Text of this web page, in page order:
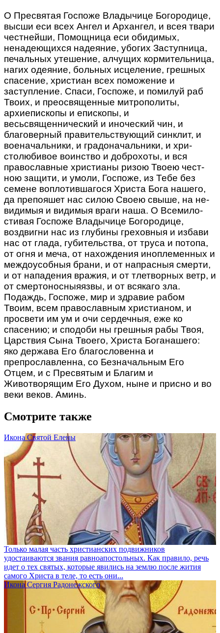
О Пресвятая Госпоже Владычице Богоро­дице,
высши еси всех Ангел и Архангел, и всея твари
честнейши, Помощница еси обидимых,
ненадеющихся надеяние, убогих Заступница,
печальных утешение, алчущих кормительница,
нагих одеяние, больных ис­целение, грешных
спасение, христиан всех поможение и
заступление. Спаси, Госпоже, и помилуй раб
Твоих, и преосвященные ми­трополиты,
архиепископы и епископы, и
весьсвященнический и иноческий чин, и
благоверный правительствующий синклит, и
военачальники, и градоначальники, и хри­
столюбивое воинство и доброхоты, и вся
православные христианы ризою Твоею чест­
ною защити, и умоли, Госпоже, из Тебе без
семене воплотившагося Христа Бога нашего,
да препояшет нас силою Своею свыше, на не­
видимыя и видимыя враги наша. О Всемило­
стивая Госпоже Владычице Богородице,
воздвигни нас из глубины греховныя и избави
нас от глада, губительства, от труса и потопа,
от огня и меча, от нахождения иноплемен­ных и
междоусобныя брани, и от напрасныя смерти,
и от нападения вражия, и от тлетвор­ных ветр, и
от смертоносныяязвы, и от всякаго зла.
Подаждь, Госпоже, мир и здравие ра­бом
Твоим, всем православным христианом, и
просвети им ум и очи сердечныя, еже ко
спасению; и сподоби ны грешныя рабы Твоя,
Царствия Сына Твоего, Христа Боганашего:
яко держава Его благословенна и
препрославленна, со Безначальным Его
Отцем, и с Пре­святым и Благим и
Животворящим Его Ду­хом, ныне и присно и во
веки веков. Аминь.
Смотрите также
Икона Святой Елены
Только малая часть христианских подвижников
удостаиваются звания равноапостольных. Как правило, речь
идет о тех святых, которые явились на землю после жития
самого Христа в теле, то есть они...
Икона Сергия Радонежского